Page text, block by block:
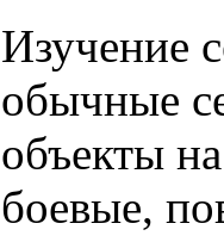
Изучение
обычные
объекты
боевые,